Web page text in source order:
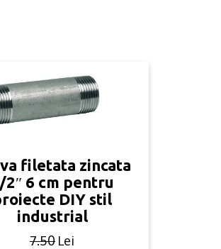
filetata zincata
2″ 6 cm pentru
DIY stil
industrial
7.50 Lei